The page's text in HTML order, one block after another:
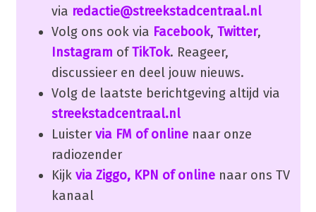
via redactie@streekstadcentraal.nl
Volg ons ook via Facebook, Twitter,
Instagram ofTikTok. Reageer,
discussieer en deel jouw nieuws.
Volg de laatste berichtgeving altijd via
streekstadcentraal.nl
Luister via FM of onlinenaar onze
radiozender
Kijk via Ziggo, KPN of onlinenaar ons TV
kanaal